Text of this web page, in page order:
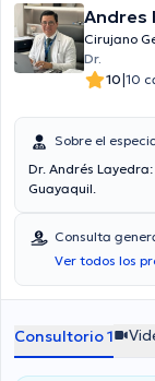
Andres
Cirujano
Dr.
10|10
Sobre el
Dr. Andrés
Guayaquil.
Consulta
Ver todos los
Consultorio 1